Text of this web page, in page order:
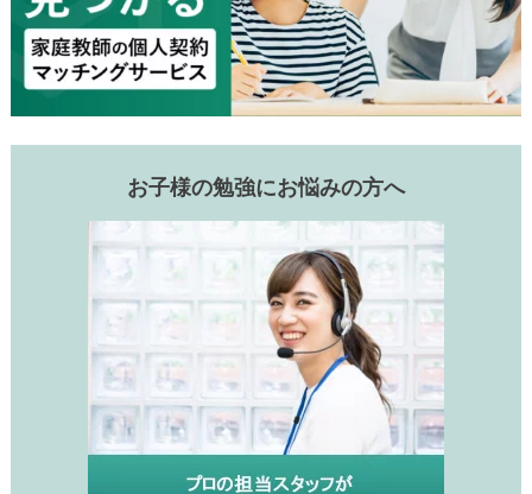
お子様の勉強にお悩みの方へ